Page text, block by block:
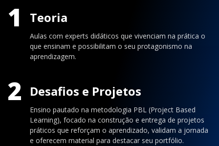
1 Teoria
Aulas com experts didáticos que vivenciam na prática o
que ensinam e possibilitam o seu protagonismo na
aprendizagem.
2 Desafios e Projetos
Ensino pautado na metodologia PBL (Project Based
Learning), focado na construção e entrega de projetos
práticos que reforçam o aprendizado, validam a jornada
e oferecem material para destacar seu portfólio.